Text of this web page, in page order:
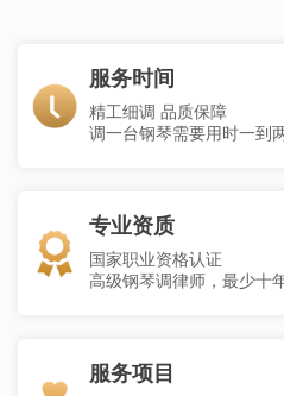
服务时间
精工细调 品质保障
调一台钢琴需要用时一到
专业资质
国家职业资格认证
高级钢琴调律师，最少十
服务项目